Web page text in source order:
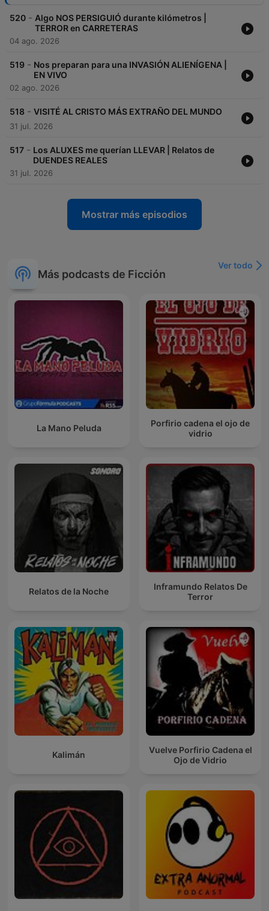
520 - Algo NOS PERSIGUIÓ durante kilómetros |
TERROR en CARRETERAS
04 ago. 2026
519 - Nos preparan para una INVASIÓN ALIENÍGENA |
EN VIVO
02 ago. 2026
518 - VISITÉ AL CRISTO MÁS EXTRAÑO DEL MUNDO
31 jul. 2026
517 - Los ALUXES me querían LLEVAR | Relatos de
DUENDES REALES
31 jul. 2026
Mostrar más episodios
Más podcasts de Ficción
Ver todo
La Mano Peluda
Porfirio cadena el ojo de
vidrio
Relatos de la Noche
Inframundo Relatos De
Terror
Kalimán
Vuelve Porfirio Cadena el
Ojo de Vidrio